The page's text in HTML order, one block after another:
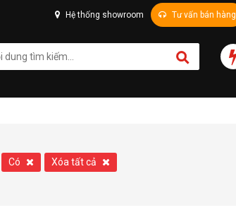
Hệ thống showroom Tư vấn bán hàng
Có Xóa tất cả